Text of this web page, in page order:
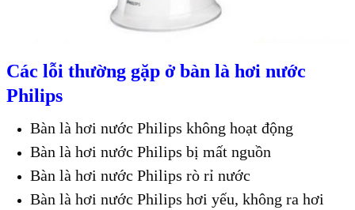
Các lỗi thường gặp ở bàn là hơi nước
Philips
Bàn là hơi nước Philips không hoạt động
Bàn là hơi nước Philips bị mất nguồn
Bàn là hơi nước Philips rò rỉ nước
Bàn là hơi nước Philips hơi yếu, không ra hơi